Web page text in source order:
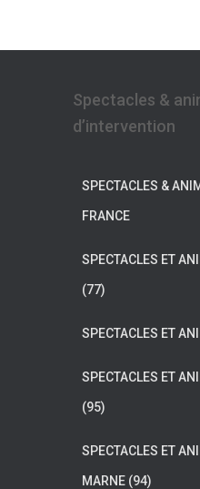
Spectacles &
d’intervention
SPECTACLES &
FRANCE
SPECTACLES ET
(77)
SPECTACLES ET
SPECTACLES ET
(95)
SPECTACLES ET
MARNE (94)